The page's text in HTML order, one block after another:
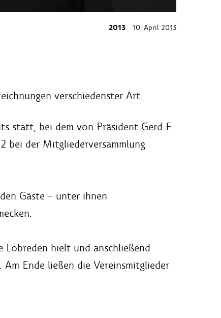
2013 10. April 2013
verschiedenster Art.
statt, bei dem von Präsident Gerd E.
bei der Mitgliederversammlung
Gäste – unter ihnen
hielt und anschließend
Ende ließen die Vereinsmitglieder